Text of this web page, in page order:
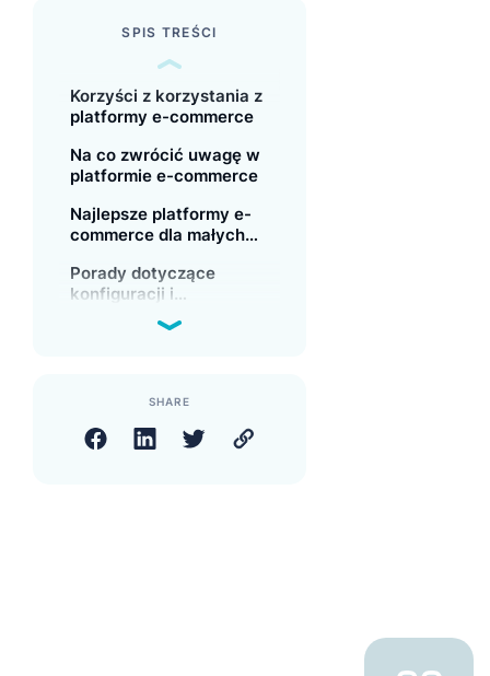
SPIS TREŚCI
Korzyści z korzystania z
platformy e-commerce
Na co zwrócić uwagę w
platformie e-commerce
Najlepsze platformy e-
commerce dla małych
Porady dotyczące
konfiguracji i
SHARE